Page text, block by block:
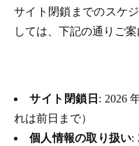
サイト閉鎖までのスケ
しては、下記の通りご案
サイト閉鎖日 : 2026
れは前日まで）
個人情報の取り扱い: